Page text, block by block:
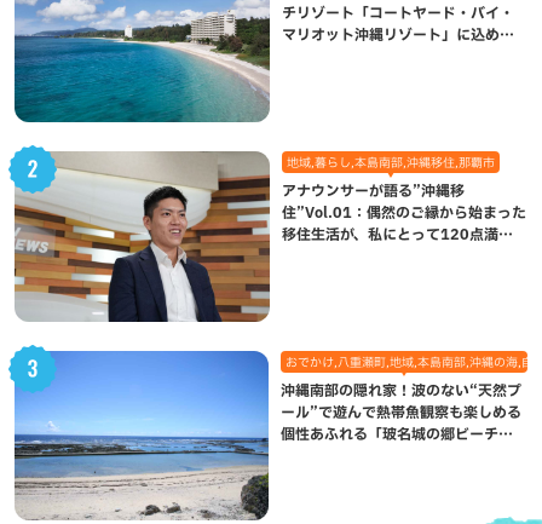
チリゾート「コートヤード・バイ・
マリオット沖縄リゾート」に込めら
地域,暮らし,本島南部,沖縄移住,那覇市
アナウンサーが語る”沖縄移
住”Vol.01：偶然のご縁から始まった
移住生活が、私にとって120点満点
おでかけ,八重瀬町,地域,本島南部,沖縄の海,自
沖縄南部の隠れ家！波のない“天然プ
ール”で遊んで熱帯魚観察も楽しめる
個性あふれる「玻名城の郷ビーチ」